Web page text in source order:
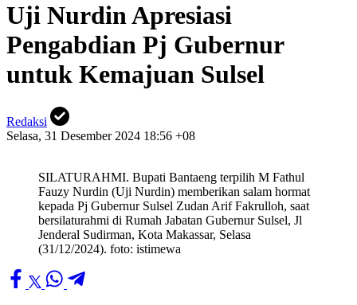
Uji Nurdin Apresiasi
Pengabdian Pj Gubernur
untuk Kemajuan Sulsel
Redaksi
Selasa, 31 Desember 2024 18:56 +08
SILATURAHMI. Bupati Bantaeng terpilih M Fathul
Fauzy Nurdin (Uji Nurdin) memberikan salam hormat
kepada Pj Gubernur Sulsel Zudan Arif Fakrulloh, saat
bersilaturahmi di Rumah Jabatan Gubernur Sulsel, Jl
Jenderal Sudirman, Kota Makassar, Selasa
(31/12/2024). foto: istimewa